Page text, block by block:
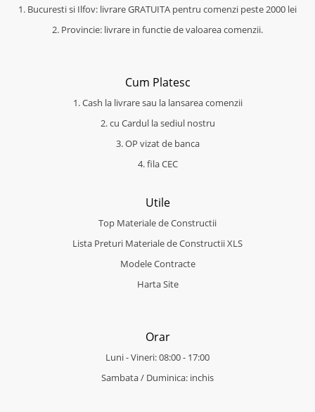
1. Bucuresti si Ilfov: livrare GRATUITA pentru comenzi peste 2000 lei
2. Provincie: livrare in functie de valoarea comenzii.
Cum Platesc
1. Cash la livrare sau la lansarea comenzii
2. cu Cardul la sediul nostru
3. OP vizat de banca
4. fila CEC
Utile
Top Materiale de Constructii
Lista Preturi Materiale de Constructii XLS
Modele Contracte
Harta Site
Orar
Luni - Vineri: 08:00 - 17:00
Sambata / Duminica: inchis